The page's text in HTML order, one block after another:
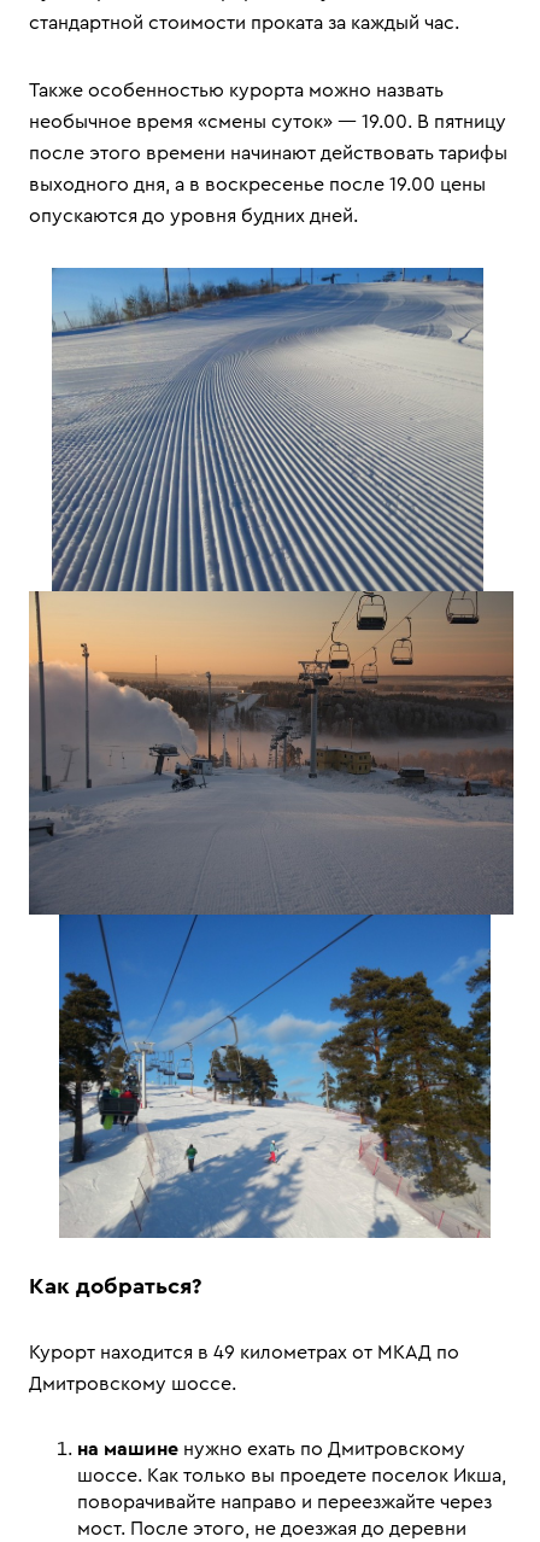
стандартной стоимости проката за каждый час.
Также особенностью курорта можно назвать
необычное время «смены суток» — 19.00. В пятницу
после этого времени начинают действовать тарифы
выходного дня, а в воскресенье после 19.00 цены
опускаются до уровня будних дней.
Как добраться?
Курорт находится в 49 километрах от МКАД по
Дмитровскому шоссе.
на машине нужно ехать по Дмитровскому
шоссе. Как только вы проедете поселок Икша,
поворачивайте направо и переезжайте через
мост. После этого, не доезжая до деревни